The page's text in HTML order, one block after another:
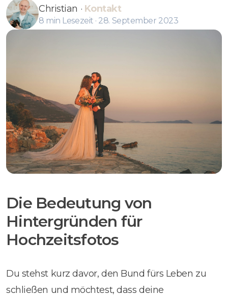
Christian · Kontakt
8 min Lesezeit · 28. September 2023
Die Bedeutung von
Hintergründen für
Hochzeitsfotos
Du stehst kurz davor, den Bund fürs Leben zu
schließen und möchtest, dass deine